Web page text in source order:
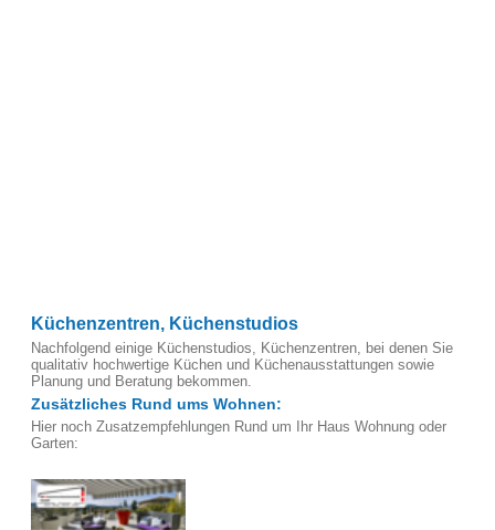
Küchenzentren, Küchenstudios
Nachfolgend einige Küchenstudios, Küchenzentren, bei denen Sie
qualitativ hochwertige Küchen und Küchenausstattungen sowie
Planung und Beratung bekommen.
Zusätzliches Rund ums Wohnen:
Hier noch Zusatzempfehlungen Rund um Ihr Haus Wohnung oder
Garten: